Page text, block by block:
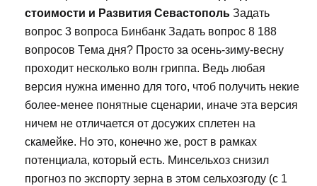
стоимости и Развития Севастополь Задать
вопрос 3 вопроса Бинбанк Задать вопрос 8 188
вопросов Тема дня? Просто за осень-зиму-весну
проходит несколько волн гриппа. Ведь любая
версия нужна именно для того, чтоб получить некие
более-менее понятные сценарии, иначе эта версия
ничем не отличается от досужих сплетен на
скамейке. Но это, конечно же, рост в рамках
потенциала, который есть. Минсельхоз снизил
прогноз по экспорту зерна в этом сельхозгоду (с 1